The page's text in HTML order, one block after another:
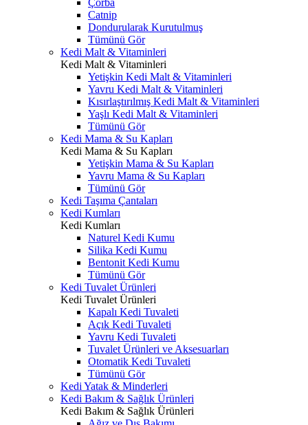
Çorba
Catnip
Dondurularak Kurutulmuş
Tümünü Gör
Kedi Malt & Vitaminleri
Kedi Malt & Vitaminleri
Yetişkin Kedi Malt & Vitaminleri
Yavru Kedi Malt & Vitaminleri
Kısırlaştırılmış Kedi Malt & Vitaminleri
Yaşlı Kedi Malt & Vitaminleri
Tümünü Gör
Kedi Mama & Su Kapları
Kedi Mama & Su Kapları
Yetişkin Mama & Su Kapları
Yavru Mama & Su Kapları
Tümünü Gör
Kedi Taşıma Çantaları
Kedi Kumları
Kedi Kumları
Naturel Kedi Kumu
Silika Kedi Kumu
Bentonit Kedi Kumu
Tümünü Gör
Kedi Tuvalet Ürünleri
Kedi Tuvalet Ürünleri
Kapalı Kedi Tuvaleti
Açık Kedi Tuvaleti
Yavru Kedi Tuvaleti
Tuvalet Ürünleri ve Aksesuarları
Otomatik Kedi Tuvaleti
Tümünü Gör
Kedi Yatak & Minderleri
Kedi Bakım & Sağlık Ürünleri
Kedi Bakım & Sağlık Ürünleri